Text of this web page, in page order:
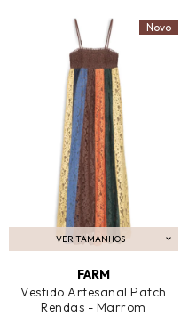
VER TAMANHOS
ADICIONAR AO CARRINHO
FARM
Vestido Artesanal Patch
Rendas - Marrom
Novo